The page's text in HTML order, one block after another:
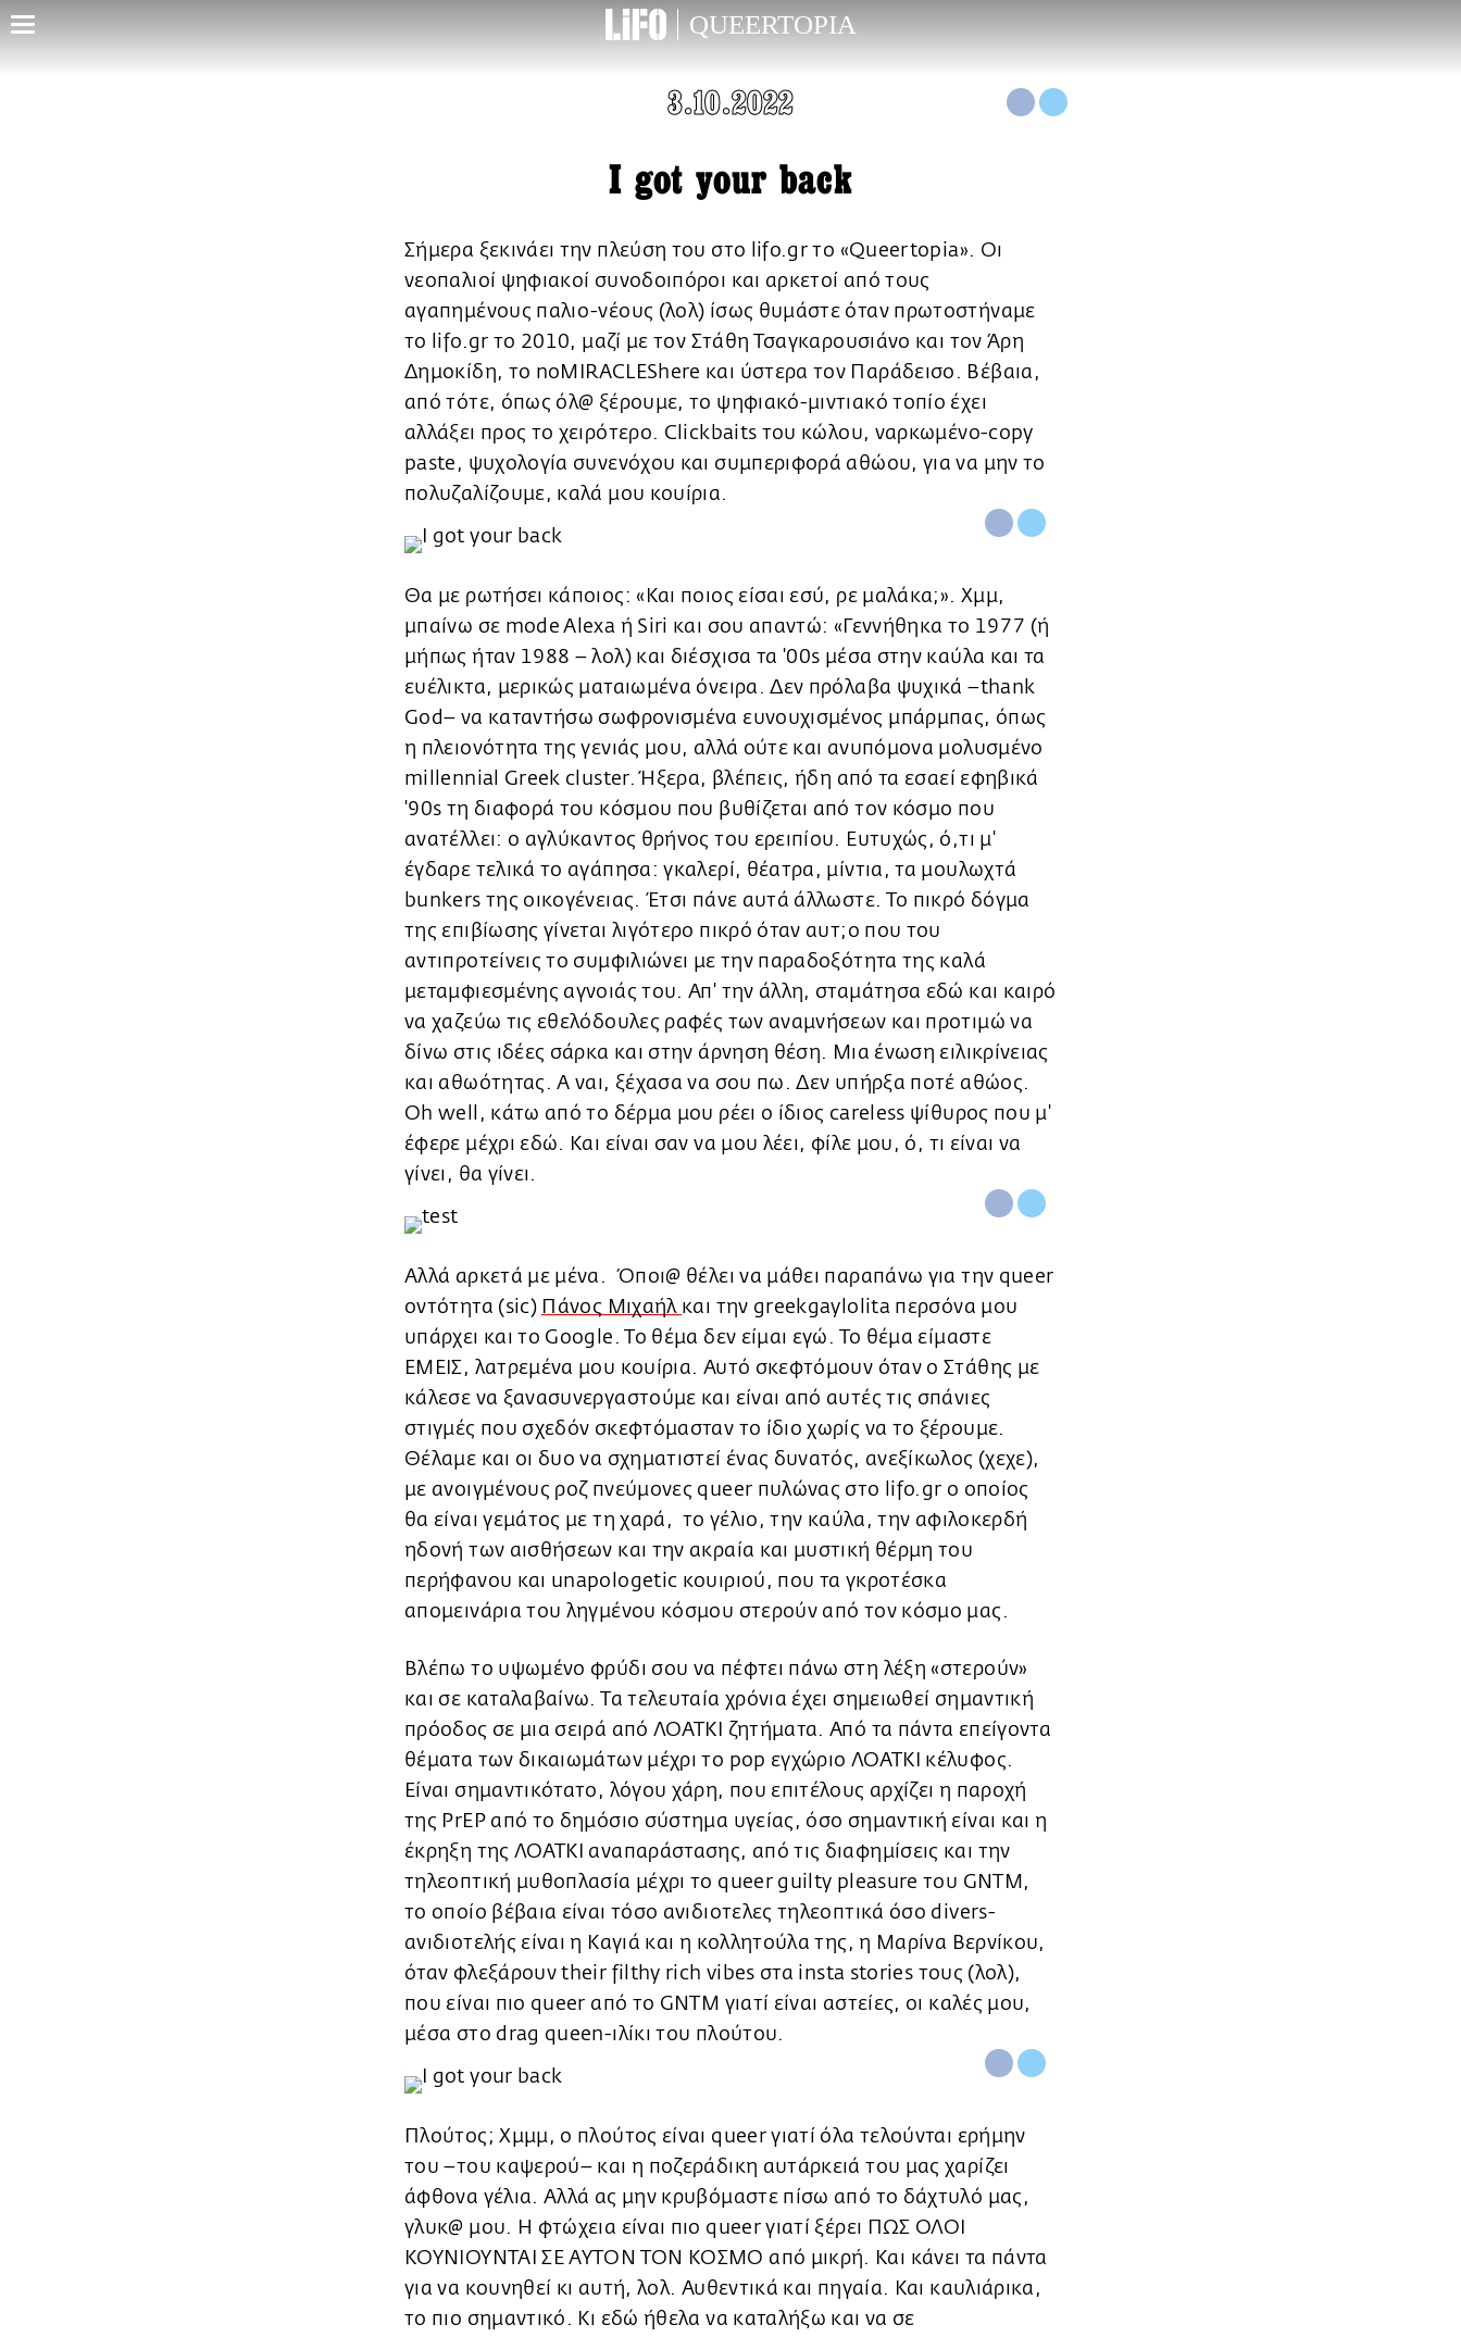
Παράκαμψη
προς
QUEERTOPIA
3.10.2022
I got your back
Σήμερα ξεκινάει την πλεύση του στο lifo.gr το «Queertopia». Οι
νεοπαλιοί ψηφιακοί συνοδοιπόροι και αρκετοί από τους
αγαπημένους παλιo-νέους (λολ) ίσως θυμάστε όταν πρωτοστήναμε
το lifo.gr το 2010, μαζί με τον Στάθη Τσαγκαρουσιάνο και τον Άρη
Δημοκίδη, το noMIRACLEShere και ύστερα τον Παράδεισο. Βέβαια,
από τότε, όπως όλ@ ξέρουμε, το ψηφιακό-μιντιακό τοπίο έχει
αλλάξει προς το χειρότερο. Clickbaits του κώλου, ναρκωμένο-copy
paste, ψυχολογία συνενόχου και συμπεριφορά αθώου, για να μην το
πολυζαλίζουμε, καλά μου κουίρια.
Θα με ρωτήσει κάποιος: «Και ποιος είσαι εσύ, ρε μαλάκα;». Χμμ,
μπαίνω σε mode Alexa ή Siri και σου απαντώ: «Γεννήθηκα το 1977 (ή
μήπως ήταν 1988 – λολ) και διέσχισα τα '00s μέσα στην καύλα και τα
ευέλικτα, μερικώς ματαιωμένα όνειρα. Δεν πρόλαβα ψυχικά –thank
God– να καταντήσω σωφρονισμένα ευνουχισμένος μπάρμπας, όπως
η πλειονότητα της γενιάς μου, αλλά ούτε και ανυπόμονα μολυσμένο
millennial Greek cluster. Ήξερα, βλέπεις, ήδη από τα εσαεί εφηβικά
'90s τη διαφορά του κόσμου που βυθίζεται από τον κόσμο που
ανατέλλει: ο αγλύκαντος θρήνος του ερειπίου. Ευτυχώς, ό,τι μ'
έγδαρε τελικά το αγάπησα: γκαλερί, θέατρα, μίντια, τα μουλωχτά
bunkers της οικογένειας. Έτσι πάνε αυτά άλλωστε. Το πικρό δόγμα
της επιβίωσης γίνεται λιγότερο πικρό όταν αυτ;o που του
αντιπροτείνεις το συμφιλιώνει με την παραδοξότητα της καλά
μεταμφιεσμένης αγνοιάς του. Απ' την άλλη, σταμάτησα εδώ και καιρό
να χαζεύω τις εθελόδουλες ραφές των αναμνήσεων και προτιμώ να
δίνω στις ιδέες σάρκα και στην άρνηση θέση. Μια ένωση ειλικρίνειας
και αθωότητας. Α ναι, ξέχασα να σου πω. Δεν υπήρξα ποτέ αθώος.
Oh well, κάτω από το δέρμα μου ρέει ο ίδιος careless ψίθυρος που μ'
έφερε μέχρι εδώ. Και είναι σαν να μου λέει, φίλε μου, ό, τι είναι να
γίνει, θα γίνει.
Αλλά αρκετά με μένα. Όποι@ θέλει να μάθει παραπάνω για την queer
οντότητα (sic) Πάνος Μιχαήλ και την greekgaylolita περσόνα μου
υπάρχει και το Google. To θέμα δεν είμαι εγώ. Το θέμα είμαστε
EMEIΣ, λατρεμένα μου κουίρια. Αυτό σκεφτόμουν όταν ο Στάθης με
κάλεσε να ξανασυνεργαστούμε και είναι από αυτές τις σπάνιες
στιγμές που σχεδόν σκεφτόμασταν το ίδιο χωρίς να το ξέρουμε.
Θέλαμε και οι δυο να σχηματιστεί ένας δυνατός, ανεξίκωλος (χεχε),
με ανοιγμένους ροζ πνεύμονες queer πυλώνας στο lifo.gr ο οποίος
θα είναι γεμάτος με τη χαρά, το γέλιο, την καύλα, την αφιλοκερδή
ηδονή των αισθήσεων και την ακραία και μυστική θέρμη του
περήφανου και unapolοgetic κουιριού, που τα γκροτέσκα
απομεινάρια του ληγμένου κόσμου στερούν από τον κόσμο μας.
Βλέπω το υψωμένο φρύδι σου να πέφτει πάνω στη λέξη «στερούν»
και σε καταλαβαίνω. Τα τελευταία χρόνια έχει σημειωθεί σημαντική
πρόοδος σε μια σειρά από ΛΟΑΤΚΙ ζητήματα. Από τα πάντα επείγοντα
θέματα των δικαιωμάτων μέχρι το pop εγχώριο ΛΟΑΤΚΙ κέλυφος.
Είναι σημαντικότατο, λόγου χάρη, που επιτέλους αρχίζει η παροχή
της PrEP από το δημόσιο σύστημα υγείας, όσο σημαντική είναι και η
έκρηξη της ΛΟΑΤΚΙ αναπαράστασης, από τις διαφημίσεις και την
τηλεοπτική μυθοπλασία μέχρι το queer guilty pleasure του GNTM,
το οποίο βέβαια είναι τόσο ανιδιοτελες τηλεοπτικά όσο divers-
ανιδιοτελής είναι η Καγιά και η κολλητούλα της, η Μαρίνα Βερνίκου,
όταν φλεξάρουν their filthy rich vibes στα insta stories τους (λολ),
που είναι πιο queer από το GNTM γιατί είναι αστείες, οι καλές μου,
μέσα στο drag queen-ιλίκι του πλούτου.
Πλούτος; Χμμμ, ο πλούτος είναι queer γιατί όλα τελούνται ερήμην
του –του καψερού– και η ποζεράδικη αυτάρκειά του μας χαρίζει
άφθονα γέλια. Αλλά ας μην κρυβόμαστε πίσω από το δάχτυλό μας,
γλυκ@ μου. Η φτώχεια είναι πιο queer γιατί ξέρει ΠΩΣ ΟΛΟΙ
ΚΟΥΝΙΟΥΝΤΑΙ ΣΕ ΑΥΤΟΝ ΤΟΝ ΚΟΣΜΟ από μικρή. Και κάνει τα πάντα
για να κουνηθεί κι αυτή, λολ. Αυθεντικά και πηγαία. Και καυλιάρικα,
το πιο σημαντικό. Κι εδώ ήθελα να καταλήξω και να σε